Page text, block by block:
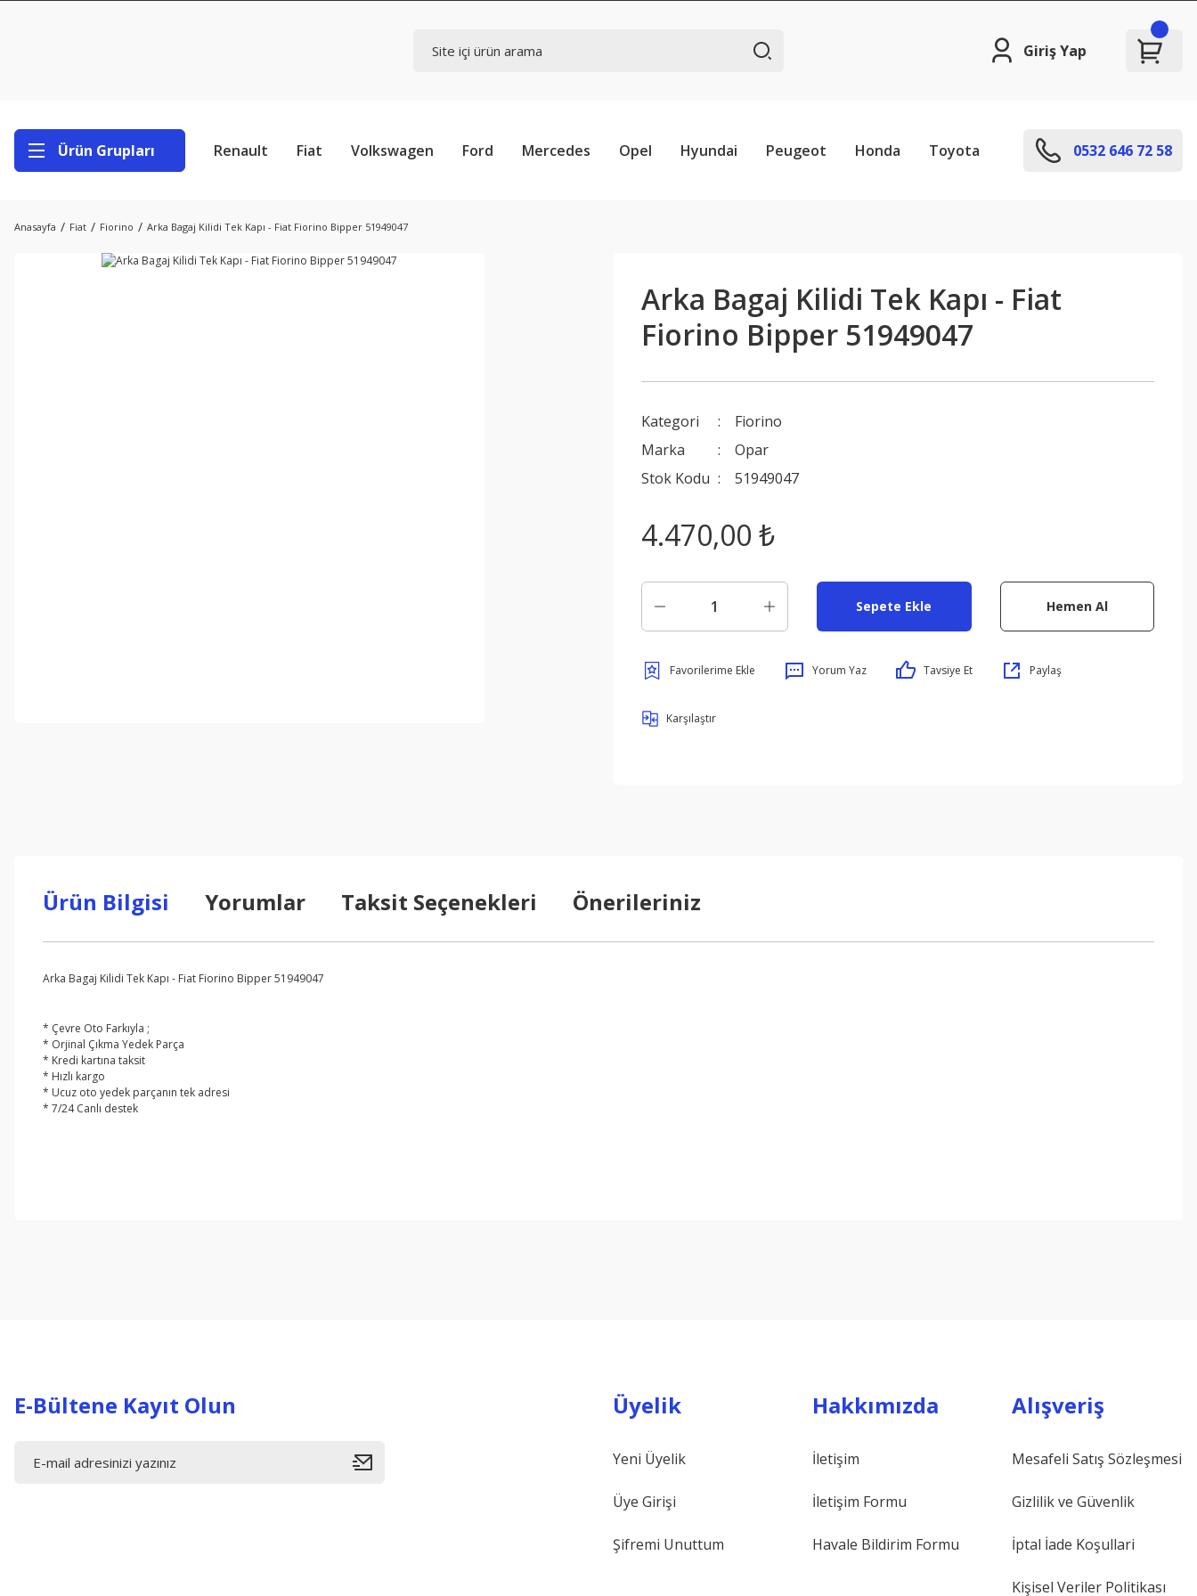
Giriş Yap
Ürün Grupları Renault Fiat Volkswagen Ford Mercedes Opel Hyundai Peugeot Honda Toyota 0532 646 72 58
Anasayfa Fiat Fiorino Arka Bagaj Kilidi Tek Kapı - Fiat Fiorino Bipper 51949047
Arka Bagaj Kilidi Tek Kapı - Fiat
Fiorino Bipper 51949047
Kategori
Fiorino
Marka
Opar
Stok Kodu
51949047
4.470,00 ₺
Sepete Ekle Hemen Al
Yorum Yaz Tavsiye Et Paylaş
Karşılaştır
Ürün Bilgisi Yorumlar Taksit Seçenekleri Önerileriniz
Arka Bagaj Kilidi Tek Kapı - Fiat Fiorino Bipper 51949047
* Çevre Oto Farkıyla ;
* Orjinal Çıkma Yedek Parça
* Kredi kartına taksit
* Hızlı kargo
* Ucuz oto yedek parçanın tek adresi
* 7/24 Canlı destek
E-Bültene Kayıt Olun Üyelik
Yeni Üyelik
Üye Girişi
Şifremi Unuttum
Hakkımızda
İletişim
İletişim Formu
Havale Bildirim Formu
Alışveriş
Mesafeli Satış Sözleşmesi
Gizlilik ve Güvenlik
İptal İade Koşullari
Kişisel Veriler Politikası